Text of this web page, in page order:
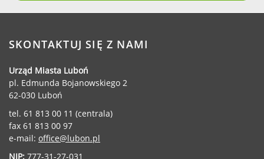
SKONTAKTUJ SIĘ Z NAMI
Urząd Miasta Luboń
pl. Edmunda Bojanowskiego 2
62-030 Luboń
tel. 61 813 00 11 (centrala)
fax 61 813 00 97
e-mail: office@lubon.pl
NIP: 777-31-27-031